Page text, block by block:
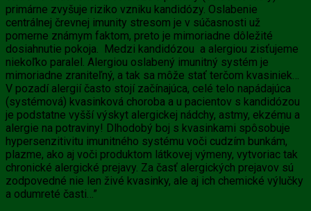
primárne zvyšuje riziko vzniku kandidózy. Oslabenie
centrálnej črevnej imunity stresom je v súčasnosti už
pomerne známym faktom, preto je mimoriadne dôležité
dosiahnutie pokoja. Medzi kandidózou a alergiou zisťujeme
niekoľko paralel. Alergiou oslabený imunitný systém je
mimoriadne zraniteľný, a tak sa môže stať terčom kvasiniek…
V pozadí alergií často stojí začínajúca, celé telo napádajúca
(systémová) kvasinková choroba a u pacientov s kandidózou
je podstatne vyšší výskyt alergickej nádchy, astmy, ekzému a
alergie na potraviny! Dlhodobý boj s kvasinkami spôsobuje
hypersenzitivitu imunitného systému voči cudzím bunkám,
plazme, ako aj voči produktom látkovej výmeny, vytvoriac tak
chronické alergické prejavy. Za časť alergických prejavov sú
zodpovedné nie len živé kvasinky, ale aj ich chemické výlučky
a odumreté časti…”